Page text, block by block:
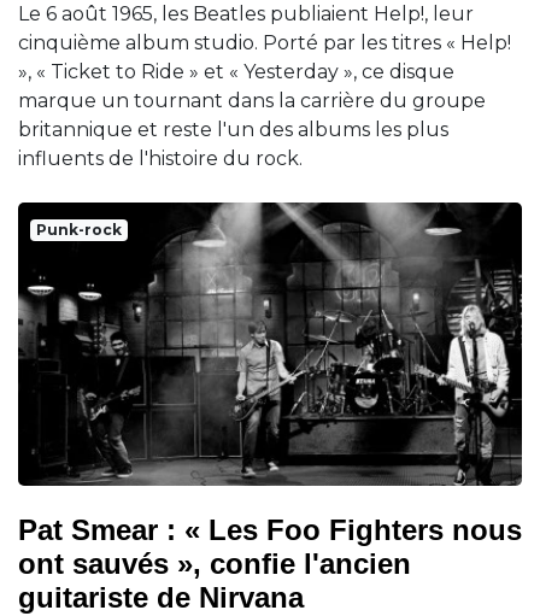
Le 6 août 1965, les Beatles publiaient Help!, leur
cinquième album studio. Porté par les titres « Help!
», « Ticket to Ride » et « Yesterday », ce disque
marque un tournant dans la carrière du groupe
britannique et reste l'un des albums les plus
influents de l'histoire du rock.
Punk-rock
Pat Smear : « Les Foo Fighters nous
ont sauvés », confie l'ancien
guitariste de Nirvana